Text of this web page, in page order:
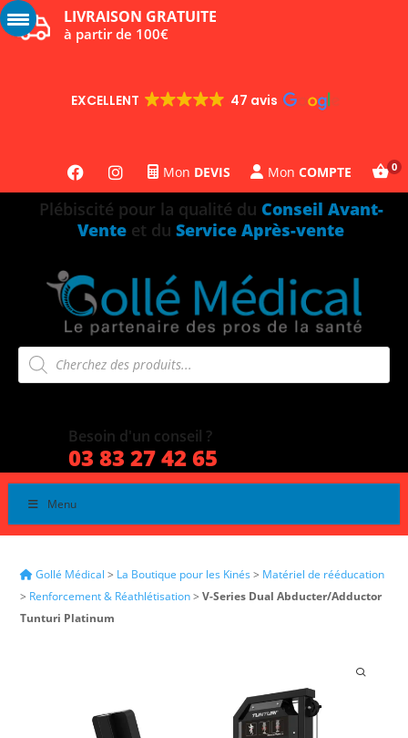
LIVRAISON GRATUITE
à partir de 100€
EXCELLENT 47 avis
Mon DEVIS Mon COMPTE
Plébiscité pour la qualité du Conseil Avant-
Vente et du Service Après-vente
Recherche
de
produits
Besoin d'un conseil ?
03 83 27 42 65
Menu
Gollé Médical > La Boutique pour les Kinés > Matériel de rééducation
> Renforcement & Réathlétisation>V-Series Dual Abducter/Adductor
Tunturi Platinum